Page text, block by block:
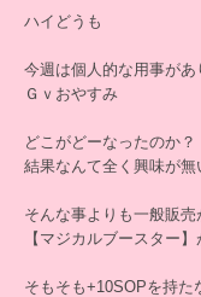
ハイどうも
今週は個人的な用事があ
Ｇｖおやすみ
どこがどーなったのか？
結果なんて全く興味が
そんな事よりも一般販
【マジカルブースター
そもそも+10SOPを持た